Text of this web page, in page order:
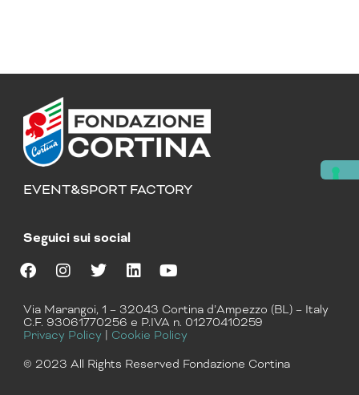
EVENT&SPORT FACTORY
Seguici sui social
a
c
e
o
s
t
g
w
i
t
e
i
n
k
d
o
u
t
b
Via Marangoi, 1 – 32043 Cortina d’Ampezzo (BL) – Italy
C.F. 93061770256 e P.IVA n. 01270410259
Privacy Policy
Cookie Policy
© 2023 All Rights Reserved Fondazione Cortina